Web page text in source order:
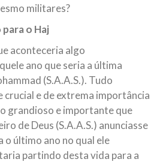
militares?
o Haj
aconteceria algo
ano que seria a última
(S.A.A.S.). Tudo
crucial e de extrema importância
grandioso e importante que
de Deus (S.A.A.S.) anunciasse
o último ano no qual ele
partindo desta vida para a